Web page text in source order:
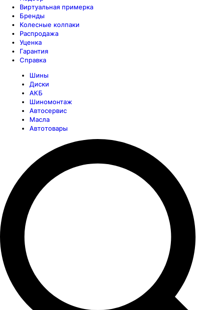
Виртуальная примерка
Бренды
Колесные колпаки
Распродажа
Уценка
Гарантия
Справка
Шины
Диски
АКБ
Шиномонтаж
Автосервис
Масла
Автотовары